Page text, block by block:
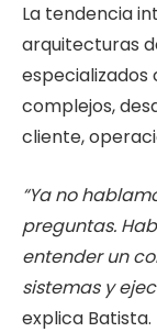
La tendencia
arquitecturas
complejos,
cliente,
“Ya no
preguntas.
entender un
sistemas y
explica Batista.